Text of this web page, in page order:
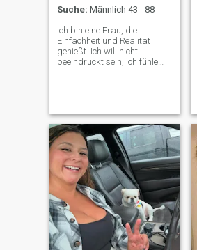
Suche: Männlich 43 - 88
Ich bin eine Frau, die
Einfachheit und Realität
genießt. Ich will nicht
beeindruckt sein, ich fühle
Ich bin an einer Phase, wo ich
Leute treffen, ausgehen,
lachen und teilen möchte. Ich
bin schon eine Weile Single,
und ehrlich gesagt. Ich bin es
leid, allein zu sein. Ich bin
offen für neue Erfahrungen
und jemanden, der dieselben
Wünsche hat.